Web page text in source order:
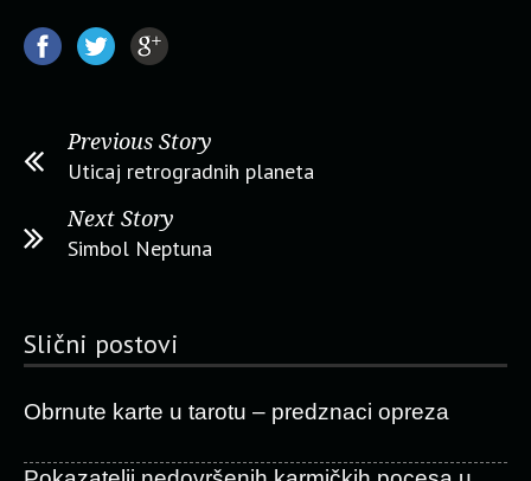
Previous Story
Uticaj retrogradnih planeta
Next Story
Simbol Neptuna
Slični postovi
Obrnute karte u tarotu – predznaci opreza